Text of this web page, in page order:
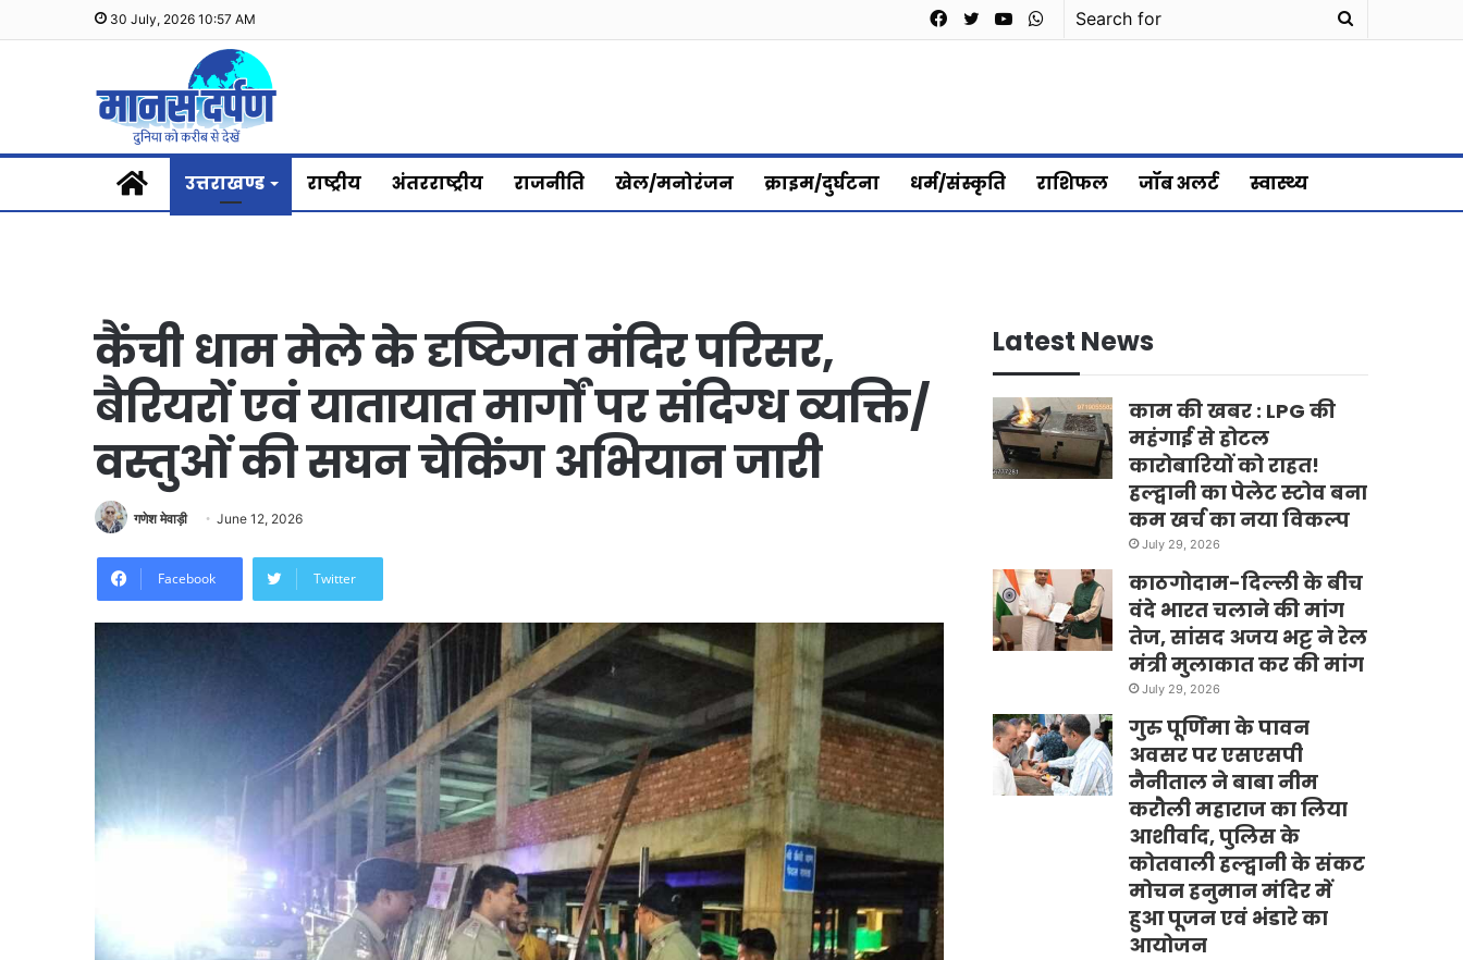
30 July, 2026 10:57 AM
Search
WhatsApp
YouTube
Twitter
Facebook
Homeउत्तराखण्ड राष्ट्रीय अंतरराष्ट्रीय राजनीति खेल/मनोरंजन क्राइम/दुर्घटना धर्म/संस्कृति राशिफल जॉब अलर्ट स्वास्थ्य
कैंची धाम मेले के दृष्टिगत मंदिर परिसर,
बैरियरों एवं यातायात मार्गों पर संदिग्ध व्यक्ति/
वस्तुओं की सघन चेकिंग अभियान जारी
गणेश मेवाड़ी June 12, 2026
Facebook Twitter
Latest News
काम की खबर : LPG की
महंगाई से होटल
कारोबारियों को राहत!
हल्द्वानी का पेलेट स्टोव बना
कम खर्च का नया विकल्प
July 29, 2026
काठगोदाम-दिल्ली के बीच
वंदे भारत चलाने की मांग
तेज, सांसद अजय भट्ट ने रेल
मंत्री मुलाकात कर की मांग
July 29, 2026
गुरु पूर्णिमा के पावन
अवसर पर एसएसपी
नैनीताल ने बाबा नीम
करौली महाराज का लिया
आशीर्वाद, पुलिस के
कोतवाली हल्द्वानी के संकट
मोचन हनुमान मंदिर में
हुआ पूजन एवं भंडारे का
आयोजन